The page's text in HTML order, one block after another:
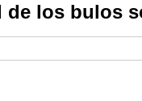
los bulos